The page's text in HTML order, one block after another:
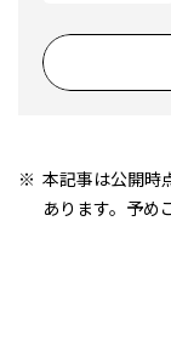
本記事は公開時
あります。予め